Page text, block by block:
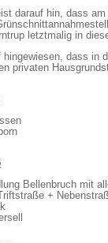
darauf hin, dass
letztmalig in
dass in
privaten
Bellenbruch mit
+